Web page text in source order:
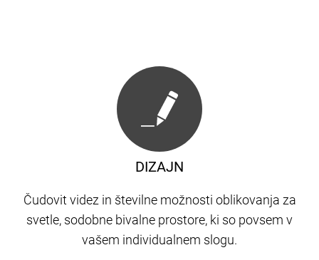
DIZAJN
Čudovit videz in številne možnosti oblikovanja za
svetle, sodobne bivalne prostore, ki so povsem v
vašem individualnem slogu.